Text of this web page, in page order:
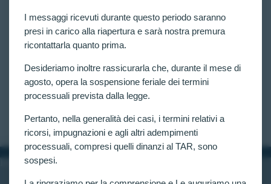
I messaggi ricevuti durante questo periodo saranno
presi in carico alla riapertura e sarà nostra premura
ricontattarla quanto prima.
Desideriamo inoltre rassicurarla che, durante il mese di
agosto, opera la sospensione feriale dei termini
processuali prevista dalla legge.
Pertanto, nella generalità dei casi, i termini relativi a
ricorsi, impugnazioni e agli altri adempimenti
processuali, compresi quelli dinanzi al TAR, sono
sospesi.
Concorso per 1306 allievi agenti della Polizia di
Stato: disposta verificazione per candidato escluso
per “disturbo d’Ansia”.
della Polizia di Stato: disposta verificazione per
candidato escluso per “Disturbo dell’ansia”, ai sensi
dell’art. 3, comma 2, riferimento Tabella 1, punto 8,
lettera b) del D.M. 30 giugno 2003 n. 198.
INFORMAZIONI